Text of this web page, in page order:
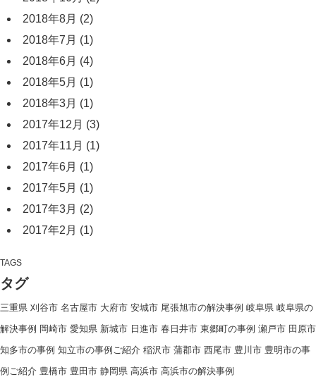
2018年8月 (2)
2018年7月 (1)
2018年6月 (4)
2018年5月 (1)
2018年3月 (1)
2017年12月 (3)
2017年11月 (1)
2017年6月 (1)
2017年5月 (1)
2017年3月 (2)
2017年2月 (1)
TAGS
タグ
三重県 刈谷市 名古屋市 大府市 安城市 尾張旭市の解決事例 岐阜県 岐阜県の
解決事例 岡崎市 愛知県 新城市 日進市 春日井市 東郷町の事例 瀬戸市 田原市
知多市の事例 知立市の事例ご紹介 稲沢市 蒲郡市 西尾市 豊川市 豊明市の事
例ご紹介 豊橋市 豊田市 静岡県 高浜市 高浜市の解決事例